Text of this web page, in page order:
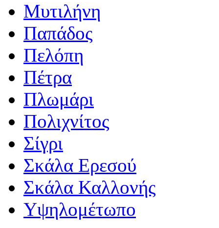
Μυτιλήνη
Παπάδος
Πελόπη
Πέτρα
Πλωμάρι
Πολιχνίτος
Σίγρι
Σκάλα Ερεσού
Σκάλα Καλλονής
Υψηλομέτωπο